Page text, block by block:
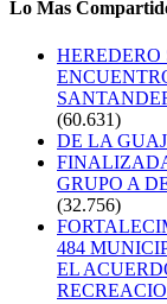
Lo Mas
HEREDERO
(60.631)
DE LA
GRUPO A
(32.756)
484
EL